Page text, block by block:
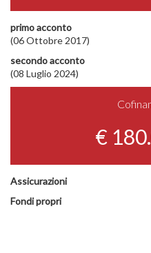
primo acconto
(06 Ottobre 2017)
secondo acconto
(08 Luglio 2024)
€
Assicurazioni
Fondi propri